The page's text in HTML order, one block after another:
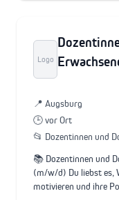
Logo
📍 Augsburg
🕒 vor Ort
📂 Dozentinnen und
📚 Dozentinnen und
(m/w/d) Du liebst es,
motivieren und ihre